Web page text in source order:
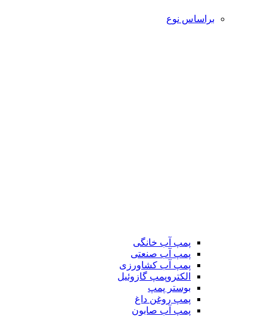
براساس نوع
پمپ آب خانگی
پمپ آب صنعتی
پمپ آب کشاورزی
الکتروپمپ گازوئیل
بوستر پمپ
پمپ روغن داغ
پمپ آب صابون